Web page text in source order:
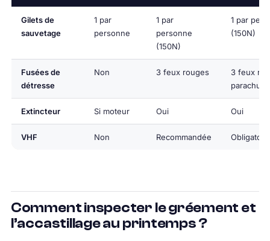
Gilets de
sauvetage
1 par
personne
1 par
personne
(150N)
1 par
(150N)
Fusées de
détresse
Non 3 feux rouges
3 feux
Extincteur Si moteur Oui Oui
VHF Non Recommandée
Comment inspecter le gréement et
l’accastillage au printemps ?